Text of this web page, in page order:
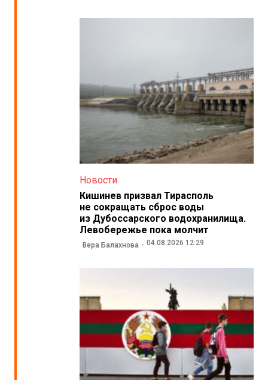
Новости
Кишинев призвал Тирасполь
не сокращать сброс воды
из Дубоссарского водохранилища.
Левобережье пока молчит
Вера Балахнова 04.08.2026 12:29